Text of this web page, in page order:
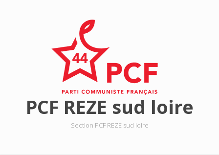
PCF REZE sud loire
Section PCF REZE sud loire